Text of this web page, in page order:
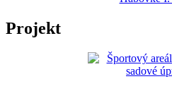
Projekt